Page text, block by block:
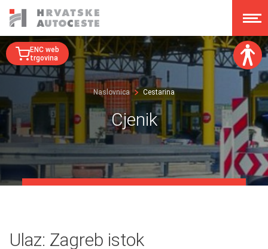
Veličina fonta:
A A A
Disleksija:
Kontrast:
ENC web
trgovina
Naslovnica Cestarina
Cjenik
Ulaz: Zagreb istok